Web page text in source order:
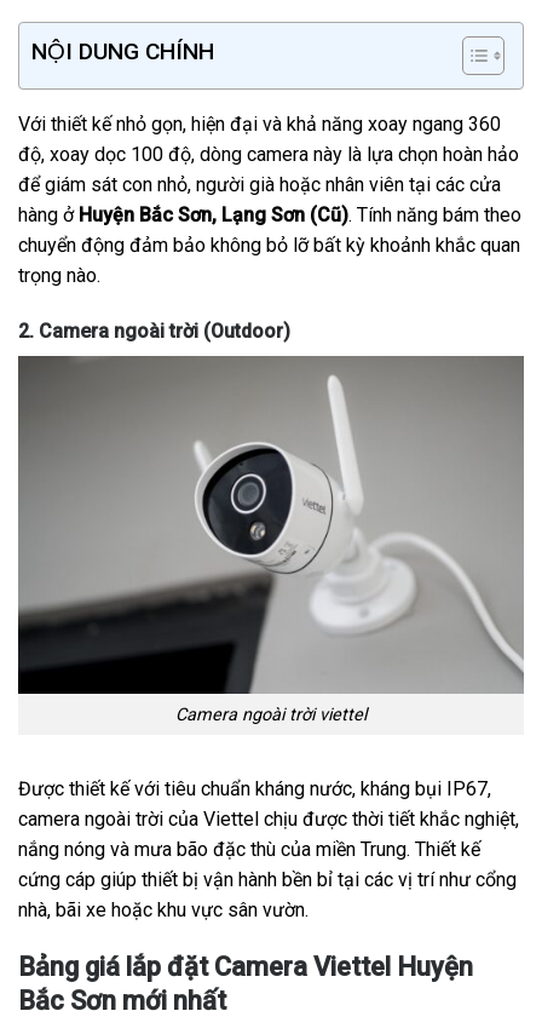
NỘI DUNG CHÍNH
Với thiết kế nhỏ gọn, hiện đại và khả năng xoay ngang 360
độ, xoay dọc 100 độ, dòng camera này là lựa chọn hoàn hảo
để giám sát con nhỏ, người già hoặc nhân viên tại các cửa
hàng ở Huyện Bắc Sơn, Lạng Sơn (Cũ). Tính năng bám theo
chuyển động đảm bảo không bỏ lỡ bất kỳ khoảnh khắc quan
trọng nào.
2. Camera ngoài trời (Outdoor)
Camera ngoài trời viettel
Được thiết kế với tiêu chuẩn kháng nước, kháng bụi IP67,
camera ngoài trời của Viettel chịu được thời tiết khắc nghiệt,
nắng nóng và mưa bão đặc thù của miền Trung. Thiết kế
cứng cáp giúp thiết bị vận hành bền bỉ tại các vị trí như cổng
nhà, bãi xe hoặc khu vực sân vườn.
Bảng giá lắp đặt Camera Viettel Huyện
Bắc Sơn mới nhất